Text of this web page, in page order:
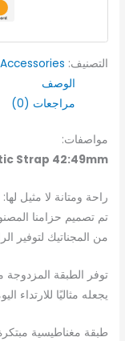
التصنيف: Accessories
الوصف
مراجعات (0)
مواصفات:
Strap 42:49mm
راحة ومتانة لا مثيل لها:
تم تصميم حزامنا
من المجناتيك لتوفير
توفر الطبقة المزدوجة
يجعله مثاليًا للارتداء
طبقة مغناطيسية